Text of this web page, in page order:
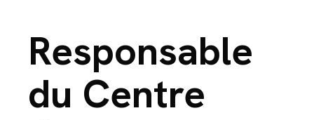
Responsable
du Centre